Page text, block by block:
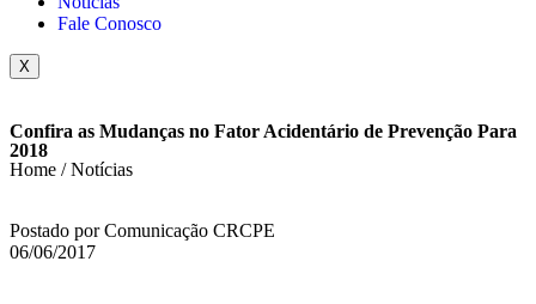
Fale Conosco
X
Confira as Mudanças no Fator Acidentário de Prevenção Para
2018
Home / Notícias
Postado por Comunicação CRCPE
06/06/2017